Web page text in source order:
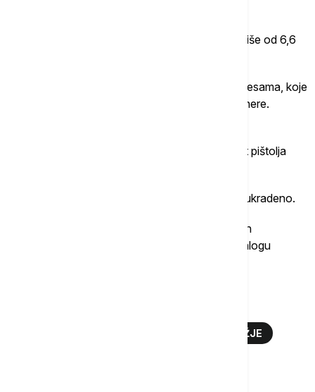
U zemlji su pronašli sedam kilograma kokaina i više od 6,6
Droga je bila skladištena u termički zatvorenim kesama, koje
su zatim sakrivene u zakopane plastične kontejnere.
poluautomatske puške, dvocevne sačmare i pet pištolja
Kako se navodi, ovo oružje je verovatno ranije ukradeno.
Droga i oružje su zaplenjeni, a dvojica uhapšenih
muškaraca su prebačena u zatvor u Ivreji, po nalogu
ORUŽJE